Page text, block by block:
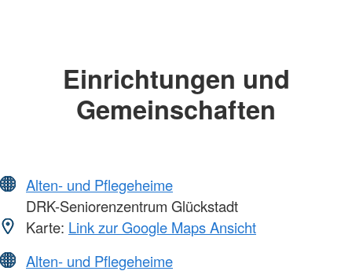
Einrichtungen und
Gemeinschaften
Alten- und Pflegeheime
DRK-Seniorenzentrum Glückstadt
Karte: Link zur Google Maps Ansicht
Alten- und Pflegeheime